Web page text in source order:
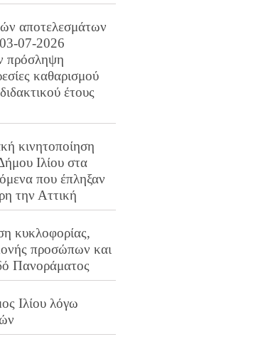
αποτελεσμάτων
07-2026
πρόσληψη
καθαρισμού
έτους
κινητοποίηση
Ιλίου στα
που έπληξαν
την Αττική
κυκλοφορίας,
προσώπων και
Πανοράματος
Ιλίου λόγω